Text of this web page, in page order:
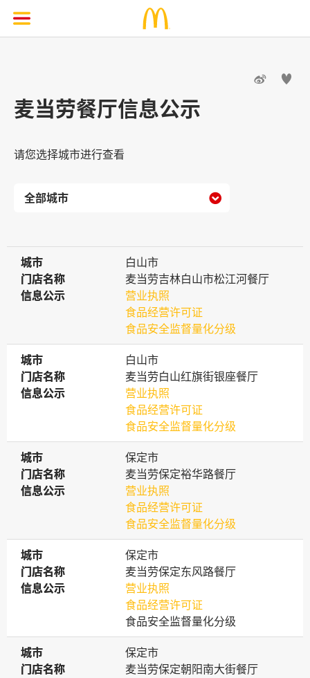
 
麦当劳餐厅信息公示
请您选择城市进行查看

城市
城市
白山市
门店名称
门店名称
麦当劳吉林白山市松江河餐厅
信息公示
信息公示
营业执照
食品经营许可证
食品安全监督量化分级
城市
城市
白山市
门店名称
门店名称
麦当劳白山红旗街银座餐厅
信息公示
信息公示
营业执照
食品经营许可证
食品安全监督量化分级
城市
城市
保定市
门店名称
门店名称
麦当劳保定裕华路餐厅
信息公示
信息公示
营业执照
食品经营许可证
食品安全监督量化分级
城市
城市
保定市
门店名称
门店名称
麦当劳保定东风路餐厅
信息公示
信息公示
营业执照
食品经营许可证
食品安全监督量化分级
城市
城市
保定市
门店名称
门店名称
麦当劳保定朝阳南大街餐厅